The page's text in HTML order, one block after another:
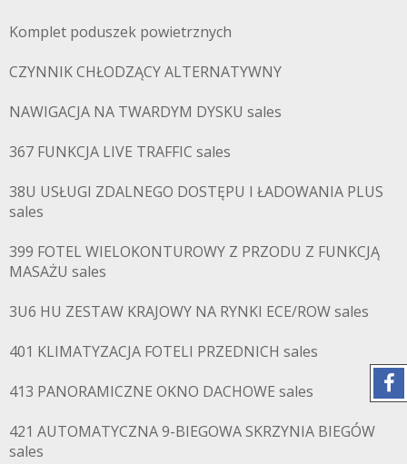
Komplet poduszek powietrznych
CZYNNIK CHŁODZĄCY ALTERNATYWNY
NAWIGACJA NA TWARDYM DYSKU sales
367 FUNKCJA LIVE TRAFFIC sales
38U USŁUGI ZDALNEGO DOSTĘPU I ŁADOWANIA PLUS
sales
399 FOTEL WIELOKONTUROWY Z PRZODU Z FUNKCJĄ
MASAŻU sales
3U6 HU ZESTAW KRAJOWY NA RYNKI ECE/ROW sales
401 KLIMATYZACJA FOTELI PRZEDNICH sales
413 PANORAMICZNE OKNO DACHOWE sales
421 AUTOMATYCZNA 9-BIEGOWA SKRZYNIA BIEGÓW
sales